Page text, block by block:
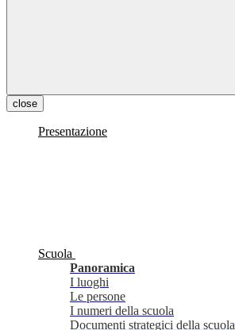
close
Presentazione
Scuola
Panoramica
I luoghi
Le persone
I numeri della scuola
Documenti strategici della scuola